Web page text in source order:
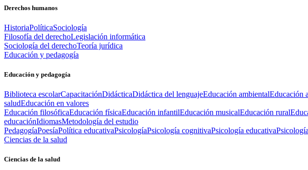
Derechos humanos
HistoriaPolíticaSociología
Filosofía del derechoLegislación informática
Sociología del derechoTeoría jurídica
Educación y pedagogía
Educación y pedagogía
Biblioteca escolarCapacitaciónDidácticaDidáctica del lenguajeEducación ambientalEducación
saludEducación en valores
Educación filosóficaEducación físicaEducación infantilEducación musicalEducación rural
educaciónIdiomasMetodología del estudio
PedagogíaPoesíaPolítica educativaPsicologíaPsicología cognitivaPsicología educativa
Ciencias de la salud
Ciencias de la salud